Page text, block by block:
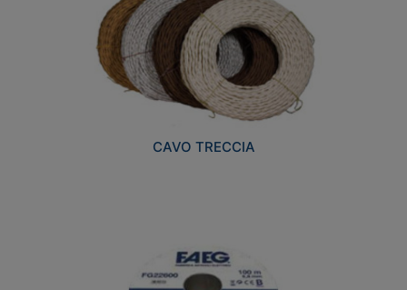
CAVO TRECCIA